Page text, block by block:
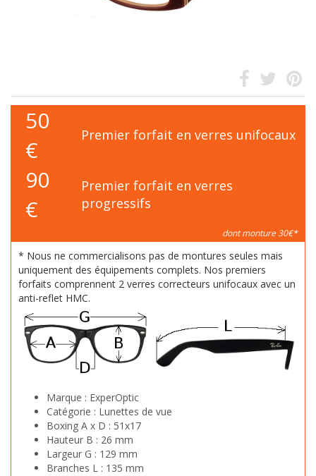
50
€
Premier forfait en verres unifocaux
90
€
Premier forfait en verres
progressifs
dont monture 30€*
* Nous ne commercialisons pas de montures seules mais
uniquement des équipements complets. Nos premiers
forfaits comprennent 2 verres correcteurs unifocaux avec un
anti-reflet HMC.
Marque : ExperOptic
Catégorie : Lunettes de vue
Boxing A x D : 51x17
Hauteur B : 26 mm
Largeur G : 129 mm
Branches L : 135 mm